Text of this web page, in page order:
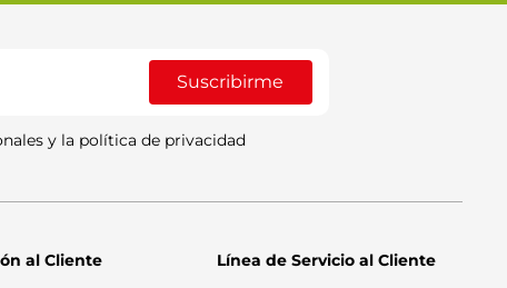
Suscribirme
y la política de privacidad
al Cliente Línea de Servicio al Cliente